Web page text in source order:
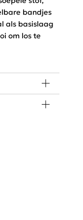
bandjes
als basislaag
om los te
in haar